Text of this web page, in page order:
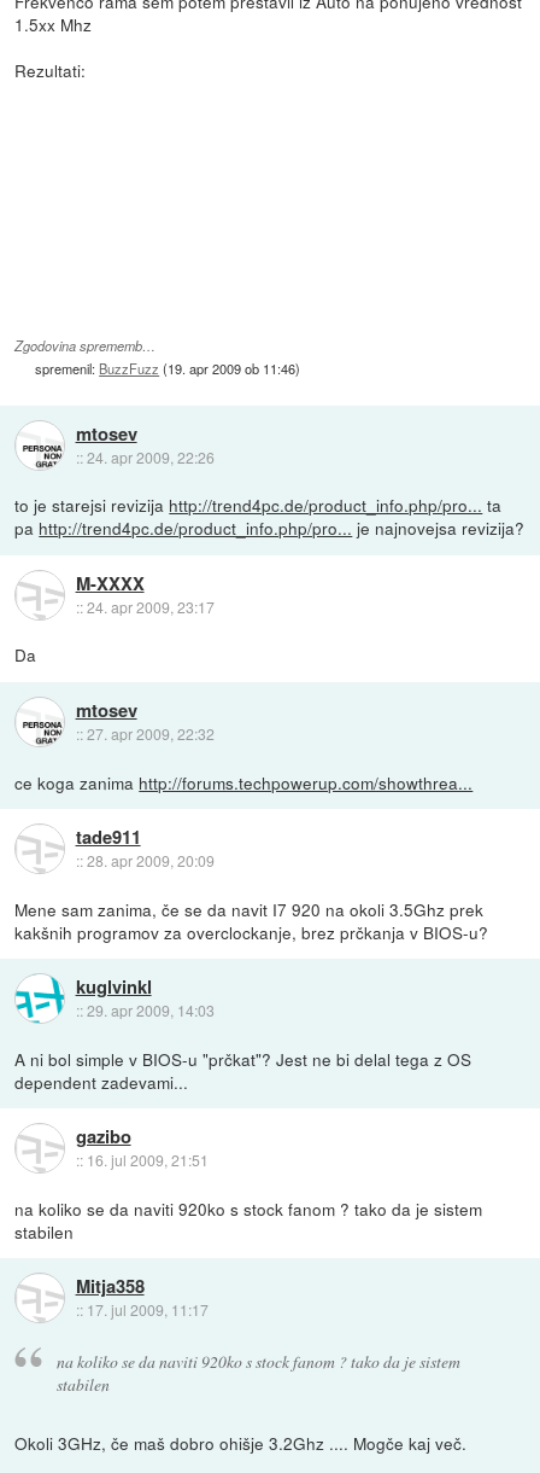
1.5xx Mhz
Rezultati:
Zgodovina sprememb…
spremenil: BuzzFuzz (19. apr 2009 ob 11:46)
mtosev
::24. apr 2009, 22:26
to je starejsi revizija http://trend4pc.de/product_info.php/pro... ta
pa http://trend4pc.de/product_info.php/pro... je najnovejsa revizija?
M-XXXX
::24. apr 2009, 23:17
Da
mtosev
::27. apr 2009, 22:32
ce koga zanima http://forums.techpowerup.com/showthrea...
tade911
::28. apr 2009, 20:09
Mene sam zanima, če se da navit I7 920 na okoli 3.5Ghz prek
kakšnih programov za overclockanje, brez prčkanja v BIOS-u?
kuglvinkl
::29. apr 2009, 14:03
A ni bol simple v BIOS-u "prčkat"? Jest ne bi delal tega z OS
dependent zadevami...
gazibo
:: 16. jul 2009, 21:51
na koliko se da naviti 920ko s stock fanom ? tako da je sistem
stabilen
Mitja358
:: 17. jul 2009, 11:17
na koliko se da naviti 920ko s stock fanom ? tako da je sistem
stabilen
Okoli 3GHz, če maš dobro ohišje 3.2Ghz .... Mogče kaj več.